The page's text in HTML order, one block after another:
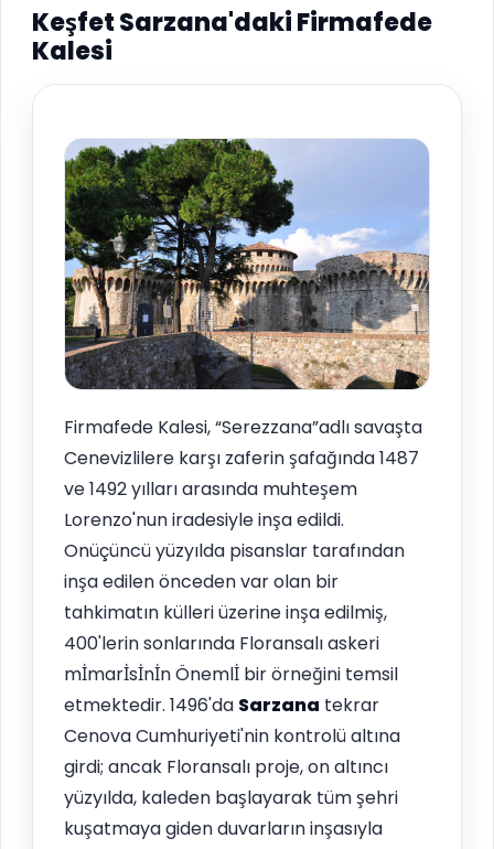
Keşfet Sarzana'daki Firmafede
Kalesi
Firmafede Kalesi, “Serezzana”adlı savaşta
Cenevizlilere karşı zaferin şafağında 1487
ve 1492 yılları arasında muhteşem
Lorenzo'nun iradesiyle inşa edildi.
Onüçüncü yüzyılda pisanslar tarafından
inşa edilen önceden var olan bir
tahkimatın külleri üzerine inşa edilmiş,
400'lerin sonlarında Floransalı askeri
mİmarİsİnİn Önemlİ bir örneğini temsil
etmektedir. 1496'da Sarzana tekrar
Cenova Cumhuriyeti'nin kontrolü altına
girdi; ancak Floransalı proje, on altıncı
yüzyılda, kaleden başlayarak tüm şehri
kuşatmaya giden duvarların inşasıyla